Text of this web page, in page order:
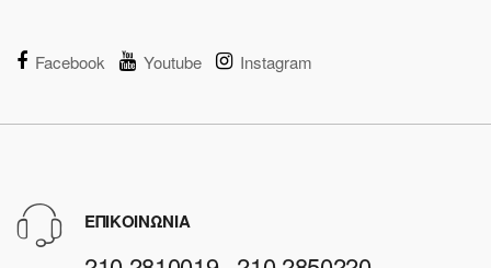
Facebook Youtube Instagram
ΕΠΙΚΟΙΝΩΝΙΑ